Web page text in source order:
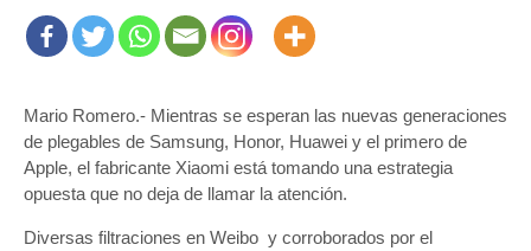
Mario Romero.- Mientras se esperan las nuevas generaciones
de plegables de Samsung, Honor, Huawei y el primero de
Apple, el fabricante Xiaomi está tomando una estrategia
opuesta que no deja de llamar la atención.
Diversas filtraciones en Weibo y corroborados por el